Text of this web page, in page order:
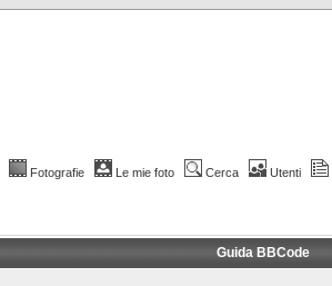
Fotografie Le mie foto Cerca Utenti
Guida BBCode